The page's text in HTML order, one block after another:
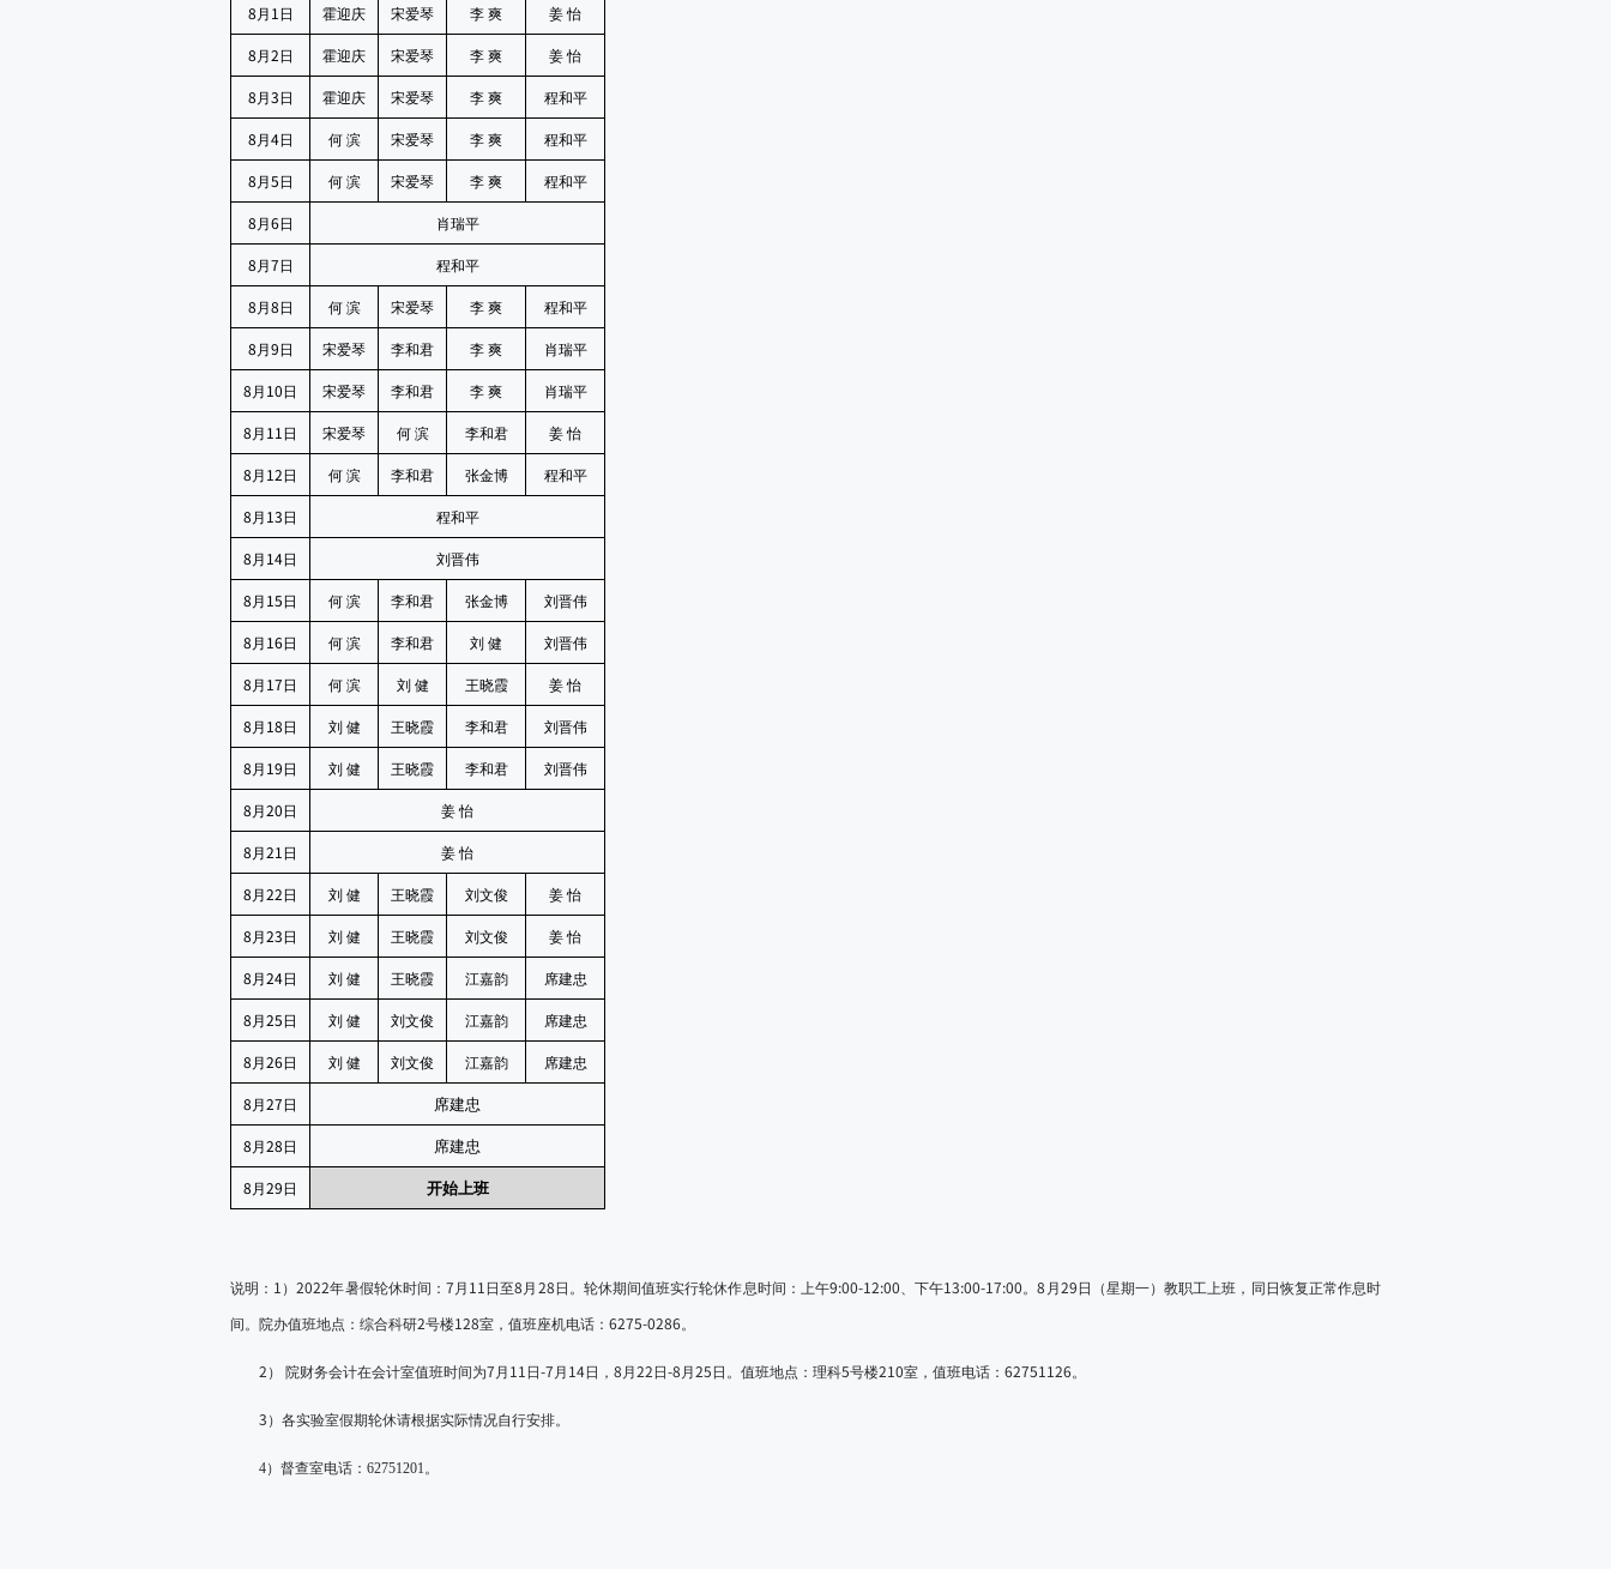
8 月 1 日 霍迎庆 宋爱琴 李 爽 姜 怡
8 月 2 日 霍迎庆 宋爱琴 李 爽 姜 怡
8 月 3 日 霍迎庆 宋爱琴 李 爽 程和平
8 月 4日 何 滨 宋爱琴 李 爽 程和平
8 月 5 日 何 滨 宋爱琴 李 爽 程和平
8 月 6日 肖瑞平
8 月 7 日 程和平
8 月 8 日 何 滨 宋爱琴 李 爽 程和平
8 月 9 日 宋爱琴 李和君 李 爽 肖瑞平
8 月 10 日 宋爱琴 李和君 李 爽 肖瑞平
8 月 11 日 宋爱琴 何 滨 李和君 姜 怡
8 月 12 日 何 滨 李和君 张金博 程和平
8 月 13 日 程和平
8 月 14日 刘晋伟
8 月 15 日 何 滨 李和君 张金博 刘晋伟
8 月 16日 何 滨 李和君 刘 健 刘晋伟
8 月 17 日 何 滨 刘 健 王晓霞 姜 怡
8 月 18 日 刘 健 王晓霞 李和君 刘晋伟
8 月 19 日 刘 健 王晓霞 李和君 刘晋伟
8 月 20 日 姜 怡
8 月 21 日 姜 怡
8 月 22 日 刘 健 王晓霞 刘文俊 姜 怡
8 月 23 日 刘 健 王晓霞 刘文俊 姜 怡
8 月 24日 刘 健 王晓霞 江嘉韵 席建忠
8 月 25 日 刘 健 刘文俊 江嘉韵 席建忠
8 月 26日 刘 健 刘文俊 江嘉韵 席建忠
8 月 27 日 席建忠
8 月 28 日 席建忠
8 月 29 日 开始上班
说明： 1 ）2022年暑假轮休时间：7 月 11 日至8 月 28 日。轮休期间值班实行轮休作息时间：上午9:00-12:00、下午13:00-17:00。8 月 29 日（星期一）教职工上班，同日恢复正常作息时
间。院办值班地点：综合科研2号楼128室，值班座机电话： 6275-0286。
2 ） 院财务会计在会计室值班时间为7 月 11 日 -7 月 14日， 8 月 22 日 -8 月 25 日。值班地点：理科5号楼210室，值班电话： 62751126。
3 ）各实验室假期轮休请根据实际情况自行安排。
4） 督查室电话：62751201。